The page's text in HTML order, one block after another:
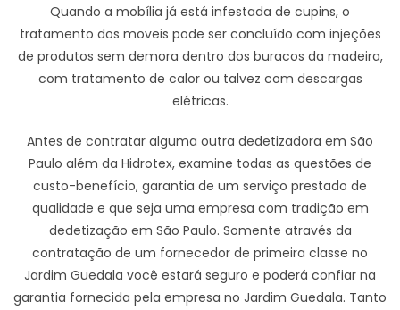
Quando a mobília já está infestada de cupins, o
tratamento dos moveis pode ser concluído com injeções
de produtos sem demora dentro dos buracos da madeira,
com tratamento de calor ou talvez com descargas
elétricas.
Antes de contratar alguma outra dedetizadora em São
Paulo além da Hidrotex, examine todas as questões de
custo-benefício, garantia de um serviço prestado de
qualidade e que seja uma empresa com tradição em
dedetização em São Paulo. Somente através da
contratação de um fornecedor de primeira classe no
Jardim Guedala você estará seguro e poderá confiar na
garantia fornecida pela empresa no Jardim Guedala. Tanto